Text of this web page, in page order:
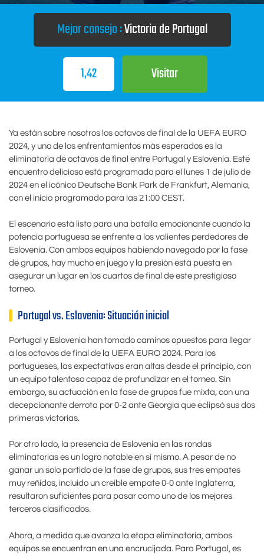
Mejor consejo :Victoria de Portugal
1,42 Visitar
Ya están sobre nosotros los octavos de final de la UEFA EURO
2024, y uno de los enfrentamientos más esperados es la
eliminatoria de octavos de final entre Portugal y Eslovenia. Este
encuentro delicioso está programado para el lunes 1 de julio de
2024 en el icónico Deutsche Bank Park de Frankfurt, Alemania,
con el inicio programado para las 21:00 CEST.
El escenario está listo para una batalla emocionante cuando la
potencia portuguesa se enfrente a los valientes perdedores de
Eslovenia. Con ambos equipos habiendo navegado por la fase
de grupos, hay mucho en juego y la presión está puesta en
asegurar un lugar en los cuartos de final de este prestigioso
torneo.
Portugal vs. Eslovenia: Situación inicial
Portugal y Eslovenia han tomado caminos opuestos para llegar
a los octavos de final de la UEFA EURO 2024. Para los
portugueses, las expectativas eran altas desde el principio, con
un equipo talentoso capaz de profundizar en el torneo. Sin
embargo, su actuación en la fase de grupos fue mixta, con una
decepcionante derrota por 0-2 ante Georgia que eclipsó sus dos
primeras victorias.
Por otro lado, la presencia de Eslovenia en las rondas
eliminatorias es un logro notable en sí mismo. A pesar de no
ganar un solo partido de la fase de grupos, sus tres empates
muy reñidos, incluido un creíble empate 0-0 ante Inglaterra,
resultaron suficientes para pasar como uno de los mejores
terceros clasificados.
Ahora, a medida que avanza la etapa eliminatoria, ambos
equipos se encuentran en una encrucijada. Para Portugal, es